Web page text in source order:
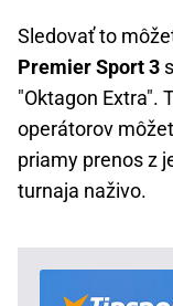
Sledovať to
Premier Sport 3
"Oktagon Extra".
operátorov
priamy prenos z
turnaja naživo.